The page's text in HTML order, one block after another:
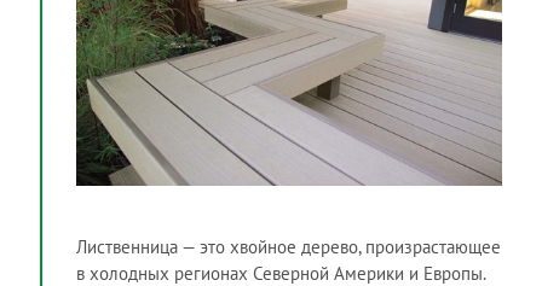
Лиственница — это хвойное дерево, произрастающее
в холодных регионах Северной Америки и Европы.